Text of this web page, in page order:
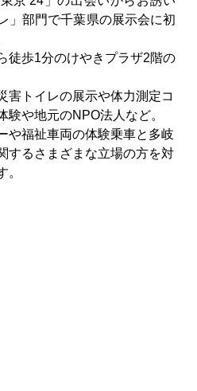
」部門で千葉県の展示会に初
徒歩1分のけやきプラザ2階の
害トイレの展示や体力測定コ
験や地元のNPO法人など。
や福祉車両の体験乗車と多岐
するさまざまな立場の方を対
。